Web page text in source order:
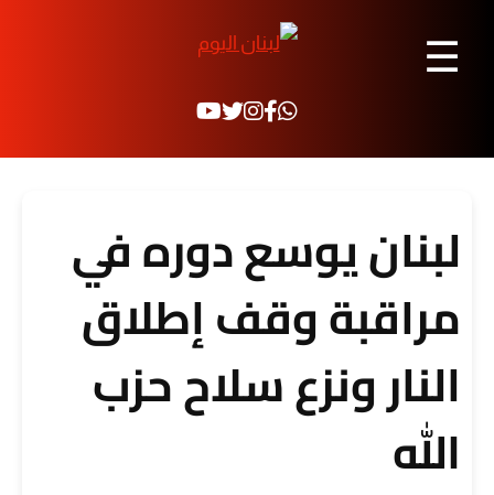
☰
لبنان يوسع دوره في
مراقبة وقف إطلاق
النار ونزع سلاح حزب
الله